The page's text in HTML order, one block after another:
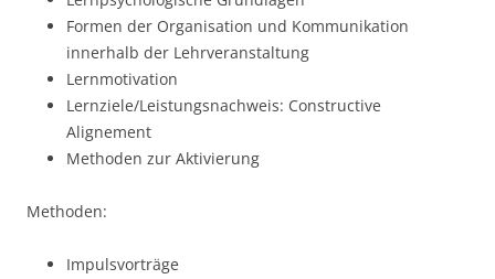
Formen der Organisation und Kommunikation
innerhalb der Lehrveranstaltung
Lernmotivation
Lernziele/Leistungsnachweis: Constructive
Alignement
Methoden zur Aktivierung
Methoden:
Impulsvorträge